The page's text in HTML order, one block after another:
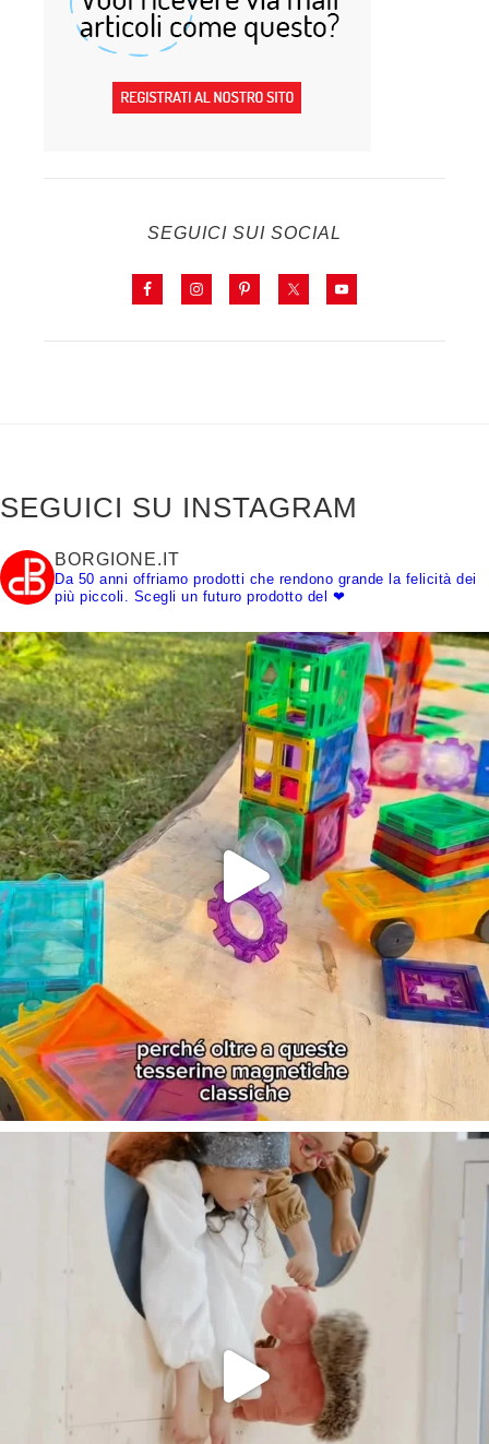
SEGUICI SUI SOCIAL
SEGUICI SU INSTAGRAM
BORGIONE.IT
Da 50 anni offriamo prodotti che rendono grande la felicità dei
più piccoli. Scegli un futuro prodotto del ❤